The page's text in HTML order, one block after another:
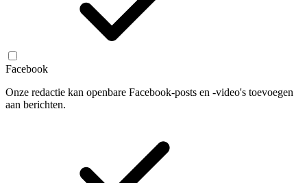
Facebook
Onze redactie kan openbare Facebook-posts en -video's toevoegen
aan berichten.